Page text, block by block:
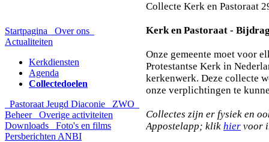
Startpagina
Over ons
Actualiteiten
Kerkdiensten
Agenda
Collectedoelen
Pastoraat Jeugd Diaconie
ZWO
Beheer
Overige activiteiten
Downloads
Foto's en films
Persberichten ANBI
Collecte Kerk en Pastoraat
Kerk en Pastoraat -
Onze gemeente moet voor
Protestantse Kerk in
kerkenwerk. Deze collecte
onze verplichtingen te
Collectes zijn er fysiek en
Appostelapp; klik hier voor